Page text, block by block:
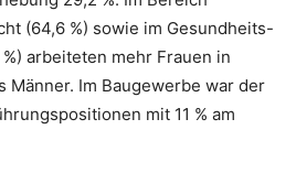
(64,6 %) sowie im Gesundheits-
arbeiteten mehr Frauen in
Männer. Im Baugewerbe war der
mit 11 % am